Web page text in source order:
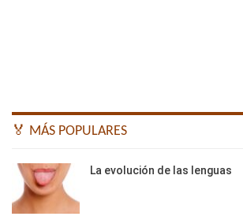
🏅 MÁS POPULARES
La evolución de las lenguas